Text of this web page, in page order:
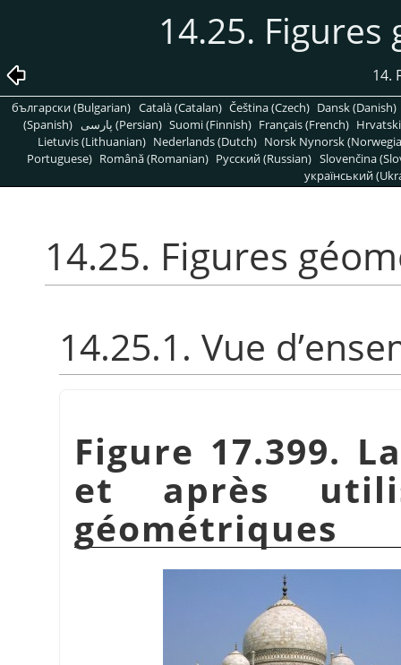
14.25. Figures
14.
български (Bulgarian) Català (Catalan) Čeština (Czech) Dansk (Danish)
(Spanish)
پارسی (Persian) Suomi (Finnish) Français (French)
Lietuvis (Lithuanian) Nederlands (Dutch) Norsk Nynorsk
Portuguese) Română (Romanian) Pусский (Russian) Slovenčina
український
14.25. Figures
14.25.1. Vue
Figure 17.399.
et après
géométriques